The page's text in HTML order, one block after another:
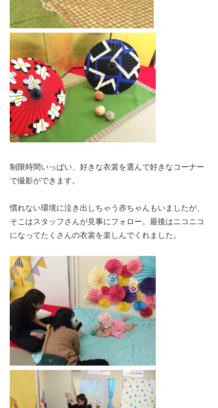
制限時間いっぱい、好きな衣裳を選んで好きなコーナー
で撮影ができます。
慣れない環境に泣き出しちゃう赤ちゃんもいましたが、
そこはスタッフさんが見事にフォロー。最後はニコニコ
になってたくさんの衣裳を楽しんでくれました。